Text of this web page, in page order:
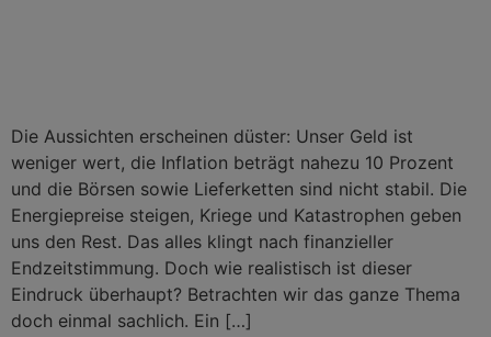
Die Aussichten erscheinen düster: Unser Geld ist
weniger wert, die Inflation beträgt nahezu 10 Prozent
und die Börsen sowie Lieferketten sind nicht stabil. Die
Energiepreise steigen, Kriege und Katastrophen geben
uns den Rest. Das alles klingt nach finanzieller
Endzeitstimmung. Doch wie realistisch ist dieser
Eindruck überhaupt? Betrachten wir das ganze Thema
doch einmal sachlich. Ein […]